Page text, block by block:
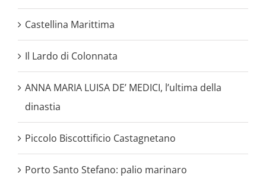
Castellina Marittima
Il Lardo di Colonnata
ANNA MARIA LUISA DE’ MEDICI, l’ultima della
dinastia
Piccolo Biscottificio Castagnetano
Porto Santo Stefano: palio marinaro